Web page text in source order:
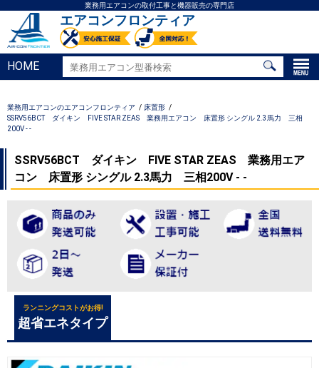
業務用エアコンの取付工事と機器販売の専門店
エアコンフロンティア
HOME
業務用エアコンのエアコンフロンティア
床置形
SSRV56BCT ダイキン FIVE STAR ZEAS 業務用エアコン 床置形 シングル 2.3馬力 三相
200V - -
SSRV56BCT ダイキン FIVE STAR ZEAS 業務用エア
コン 床置形 シングル 2.3馬力 三相200V - -
ランニングコストがお得!
超省エネタイプ